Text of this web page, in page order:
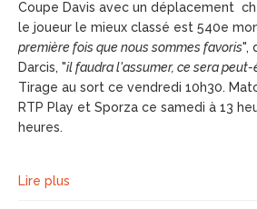
Coupe Davis avec un déplacement
le joueur le mieux classé est 540e
première fois que nous sommes favoris",
Darcis, "il faudra l'assumer, ce sera
Tirage au sort ce vendredi 10h30.
RTP Play et Sporza ce samedi à 13
heures.
Lire plus